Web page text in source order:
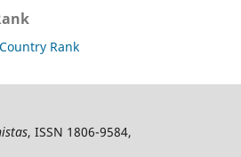
, ISSN 1806-9584,